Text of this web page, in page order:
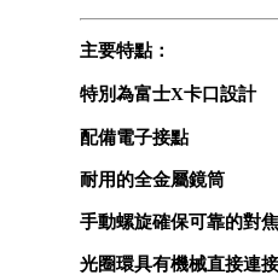
主要特點：
特別為富士X卡口設計
配備電子接點
耐用的全金屬鏡筒
手動螺旋確保可靠的對焦
光圈環具有機械直接連接